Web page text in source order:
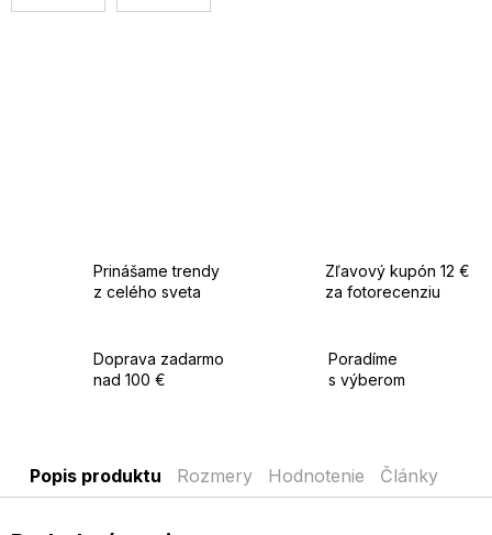
Prinášame trendy
z celého sveta
Zľavový kupón 12 €
za fotorecenziu
Doprava zadarmo
nad 100 €
Poradíme
s výberom
Popis produktu Rozmery Hodnotenie Články